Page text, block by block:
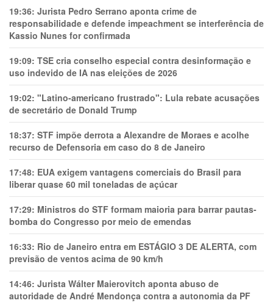
19:36: Jurista Pedro Serrano aponta crime de
responsabilidade e defende impeachment se interferência de
Kassio Nunes for confirmada
19:09: TSE cria conselho especial contra desinformação e
uso indevido de IA nas eleições de 2026
19:02: "Latino-americano frustrado": Lula rebate acusações
de secretário de Donald Trump
18:37: STF impõe derrota a Alexandre de Moraes e acolhe
recurso de Defensoria em caso do 8 de Janeiro
17:48: EUA exigem vantagens comerciais do Brasil para
liberar quase 60 mil toneladas de açúcar
17:29: Ministros do STF formam maioria para barrar pautas-
bomba do Congresso por meio de emendas
16:33: Rio de Janeiro entra em ESTÁGIO 3 DE ALERTA, com
previsão de ventos acima de 90 km/h
14:46: Jurista Wálter Maierovitch aponta abuso de
autoridade de André Mendonça contra a autonomia da PF